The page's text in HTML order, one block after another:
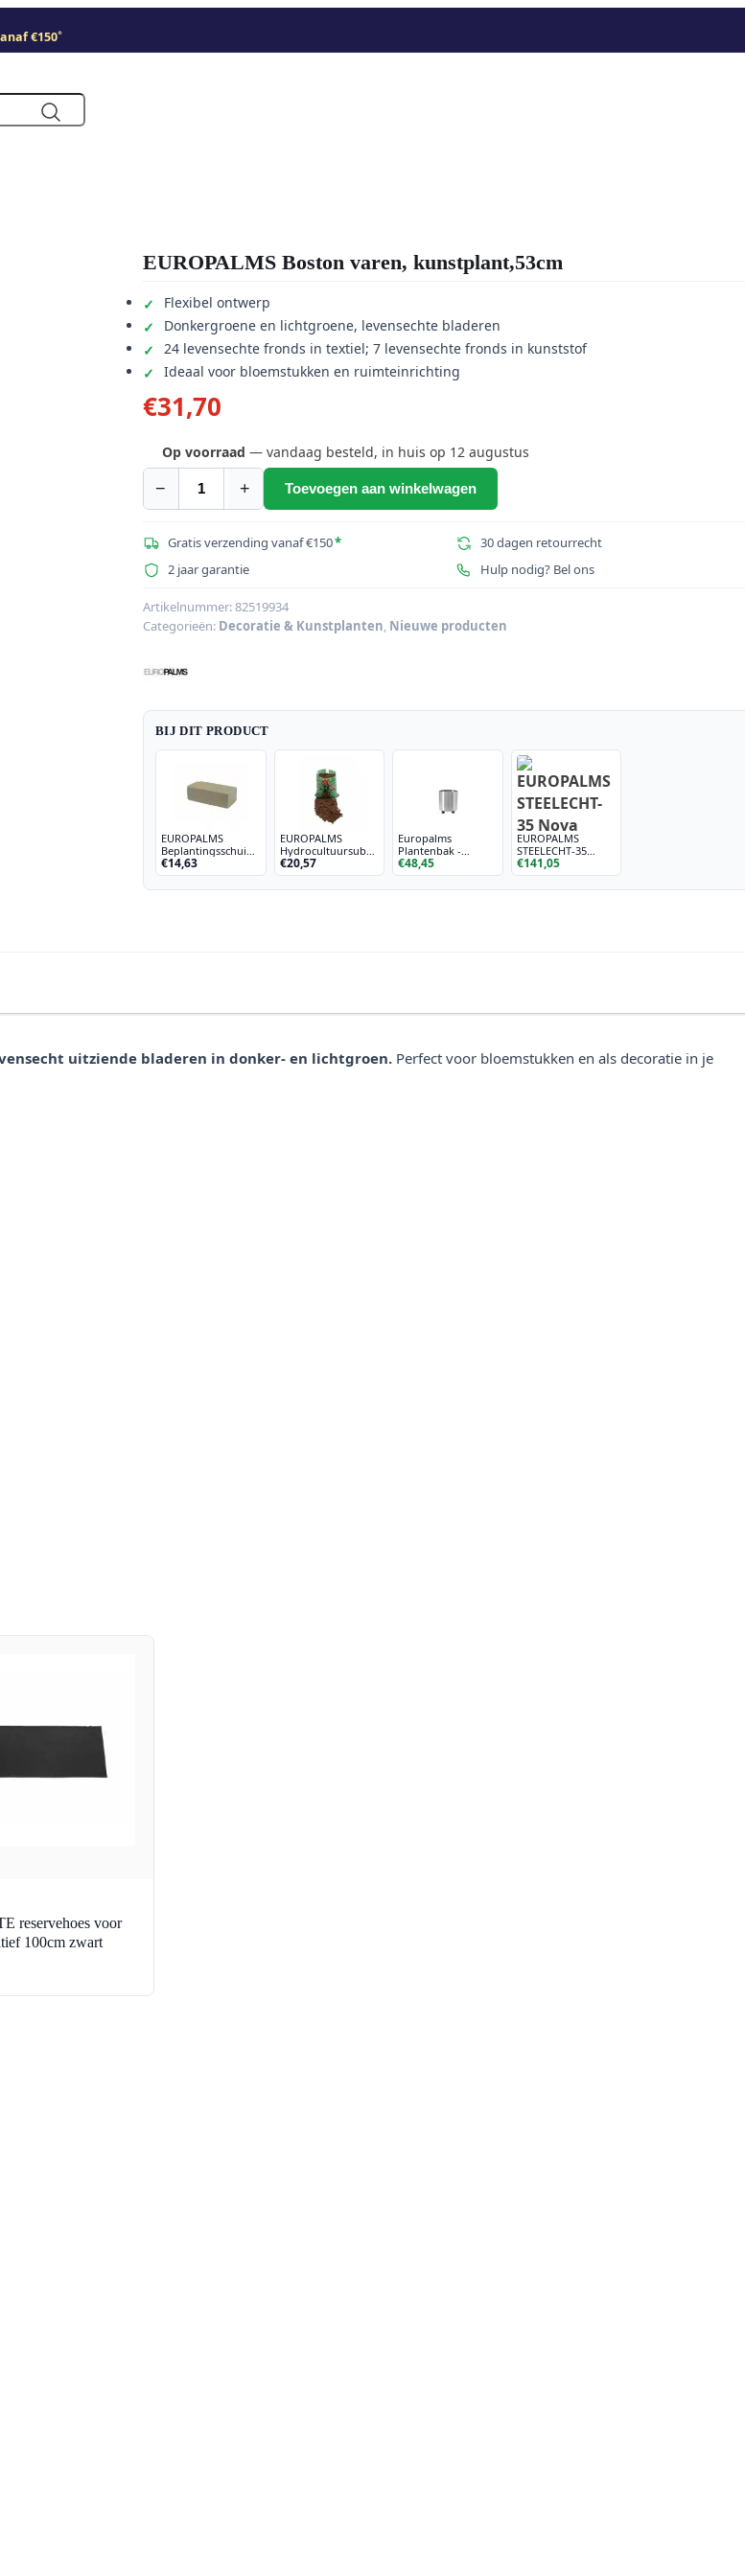
€150*
EUROPALMS Boston varen, kunstplant,53cm
Flexibel ontwerp
Donkergroene en lichtgroene, levensechte bladeren
24 levensechte fronds in textiel; 7 levensechte fronds in kunststof
Ideaal voor bloemstukken en ruimteinrichting
€31,70
Op voorraad — vandaag besteld, in huis op 12 augustus
−
EUROPALMS
varen,
kunstplant,53cm
+ Toevoegen aan winkelwagen
Gratis verzending vanaf €150*
30 dagen retourrecht
2 jaar garantie
Hulp nodig? Bel ons
Artikelnummer:82519934
Categorieën: Decoratie & Kunstplanten Nieuwe producten
BIJ DIT PRODUCT
EUROPALMS
Beplantingsschuim,
23x11x7,5cm
€14,63
EUROPALMS
Hydrocultuursubstraat,
bruin
€20,57
Europalms
Plantenbak -
STEELECHT-25,
roestvrijstalen pot,
Ø25cm
€48,45
EUROPALMS
STEELECHT-35
Nova,
roestvrijstalen pot,
antraciet, Ø35cm
€141,05
uitziende bladeren in donker- en lichtgroen. Perfect voor bloemstukken en als decoratie in je
reservehoes voor
100cm zwart